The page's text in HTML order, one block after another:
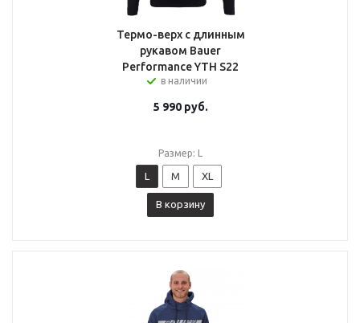
Термо-верх с длинным
рукавом Bauer
Performance YTH S22
в наличии
5 990руб.
Размер: L
L M XL
В корзину